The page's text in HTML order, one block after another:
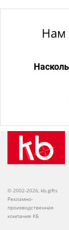
Нам
© 2002-2026, kb.gifts
Рекламно-
производственная
компания КБ